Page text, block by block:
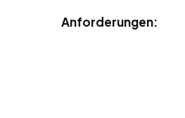
Anforderungen: